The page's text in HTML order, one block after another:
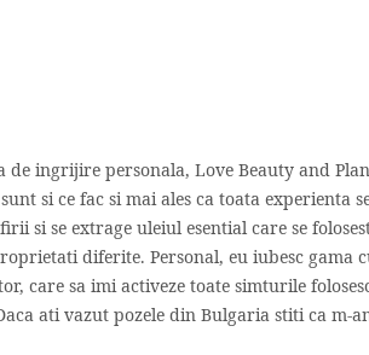
ingrijire personala, Love Beauty and
si ce fac si mai ales ca toata experienta
si se extrage uleiul esential care se
diferite. Personal, eu iubesc gama
care sa imi activeze toate simturile
ati vazut pozele din Bulgaria stiti ca m-